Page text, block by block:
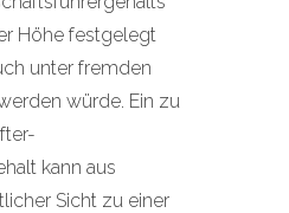
Höhe festgelegt
unter fremden
würde. Ein zu
kann aus
Sicht zu einer